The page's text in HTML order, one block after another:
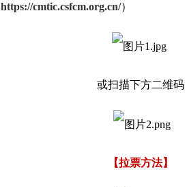
https://cmtic.csfcm.org.cn/）
或扫描下方二维码
【拉票方法】